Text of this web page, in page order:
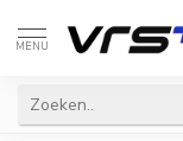
MENU